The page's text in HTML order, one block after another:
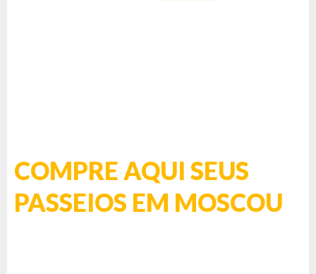
COMPRE AQUI SEUS
PASSEIOS EM MOSCOU